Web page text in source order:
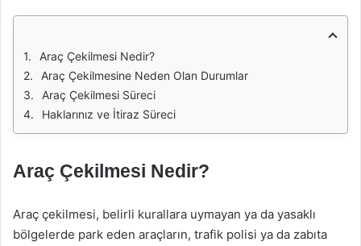
Araç Çekilmesi Nedir?
Araç Çekilmesine Neden Olan Durumlar
Araç Çekilmesi Süreci
Haklarınız ve İtiraz Süreci
Araç Çekilmesi Nedir?
Araç çekilmesi, belirli kurallara uymayan ya da yasaklı
bölgelerde park eden araçların, trafik polisi ya da zabıta